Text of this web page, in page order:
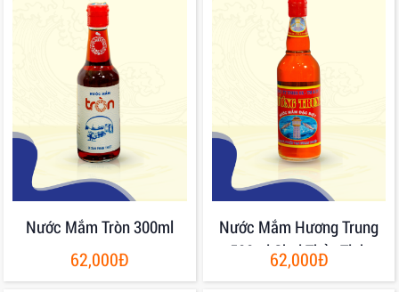
Nước Mắm Tròn 300ml
62,000Đ
Nước Mắm Hương Trung
500ml Chai Thủy Tinh
62,000Đ